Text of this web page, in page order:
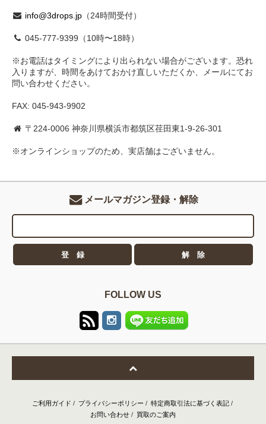
info@3drops.jp （24時間受付）
045-777-9399（10時〜18時）
※お電話はタイミングにより出られない場合がございます。恐れ
入りますが、時間をあけておかけ直しいただくか、メールにてお
問い合わせください。
FAX: 045-943-9902
〒224-0006 神奈川県横浜市都筑区荏田東1-9-26-301
※オンラインショップのため、実店舗はございません。
メールマガジン登録・解除
FOLLOW US
ご利用ガイド / プライバシーポリシー / 特定商取引法に基づく表記/
お問い合わせ / 買取のご案内